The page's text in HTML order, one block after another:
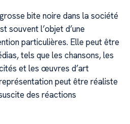
bite noire dans la société
souvent l’objet d’une
particulières. Elle peut être
tels que les chansons, les
et les œuvres d’art
peut être réaliste
des réactions